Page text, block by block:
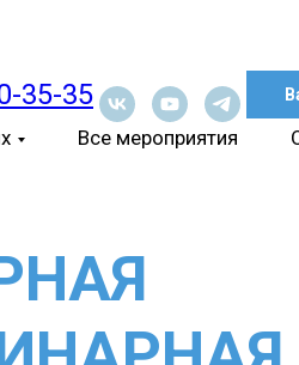
35-35
Все мероприятия